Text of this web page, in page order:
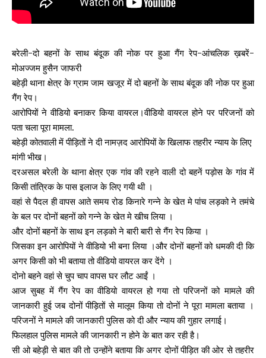
बरेली-दो बहनों के साथ बंदूक की नोक पर हुआ गैंग रेप-आंचलिक ख़बरें-
मोअज्जम हुसैन जाफरी
बहेड़ी थाना क्षेत्र के ग्राम जाम खजूर में दो बहनों के साथ बंदूक की नोक पर हुआ
गैंग रेप।
आरोपियों ने वीडियो बनाकर किया वायरल।वीडियो वायरल होने पर परिजनों को
पता चला पूरा मामला.
बहेड़ी कोतवाली में पीड़ितों ने दी नामज़द आरोपियों के खिलाफ तहरीर न्याय के लिए
मांगी भीख।
दरअसल बरेली के थाना क्षेत्र एक गांव की रहने वाली दो बहनें पड़ोस के गांव में
किसी तांत्रिक के पास इलाज के लिए गयी थी ।
वहां से पैदल ही वापस आते समय रोड किनारे गन्ने के खेत मे पांच लड़को ने तमंचे
के बल पर दोनों बहनों को गन्ने के खेत मे खीच लिया ।
और दोनों बहनों के साथ इन लड़को ने बारी बारी से गैंग रेप किया ।
जिसका इन आरोपियों ने वीडियो भी बना लिया ।और दोनों बहनों को धमकी दी कि
अगर किसी को भी बताया तो वीडियो वायरल कर देंगे ।
दोनो बहने वहां से चुप चाप वापस घर लौट आईं ।
आज सुबह में गैंग रेप का वीडियो वायरल हो गया तो परिजनों को मामले की
जानकारी हुई जब दोनों पीड़ितों से मालूम किया तो दोनों ने पूरा मामला बताया ।
परिजनों ने मामले की जानकारी पुलिस को दी और न्याय की गुहार लगाई।
फिलहाल पुलिस मामले की जानकारी न होने के बात कर रही है।
सी ओ बहेड़ी से बात की तो उन्होंने बताया कि अगर दोनों पीड़ित की ओर से तहरीर